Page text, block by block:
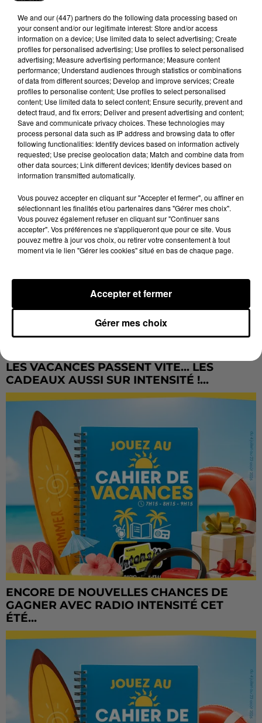
Stars'Terre 2026 : Philippe Palmieri dévoile
les ambitions d'un...
À quelques semaines de la première édition de
Stars'Terre, organisée du 18 au 20 septembre 2026 au
Château de Courtalain, Philippe Palmieri, président...
LES JEUX Voir plus
LES VACANCES PASSENT VITE... LES
CADEAUX AUSSI SUR INTENSITÉ !...
ENCORE DE NOUVELLES CHANCES DE
GAGNER AVEC RADIO INTENSITÉ CET
ÉTÉ...
We and our (447) partnersdo the following data processing based on
your consent and/or our legitimate interest: Store and/or access
information on a device; Use limited data to select advertising; Create
profiles for personalised advertising; Use profiles to select personalised
advertising; Measure advertising performance; Measure content
performance; Understand audiences through statistics or combinations
of data from different sources; Develop and improve services; Create
profiles to personalise content; Use profiles to select personalised
content; Use limited data to select content; Ensure security, prevent and
detect fraud, and fix errors; Deliver and present advertising and content;
Save and communicate privacy choices. These technologies may
process personal data such as IP address and browsing data to offer
following functionalities: Identify devices based on information actively
requested; Use precise geolocation data; Match and combine data from
other data sources; Link different devices; Identify devices based on
information transmitted automatically.
Vous pouvez accepter en cliquant sur "Accepter et fermer", ou affiner en
sélectionnant les finalités et/ou partenaires dans "Gérer mes choix".
Vous pouvez également refuser en cliquant sur "Continuer sans
accepter". Vos préférences ne s'appliqueront que pour ce site. Vous
pouvez mettre à jour vos choix, ou retirer votre consentement à tout
moment via le lien "Gérer les cookies" situé en bas de chaque page.
Gérer mes choix
Accepter et fermer